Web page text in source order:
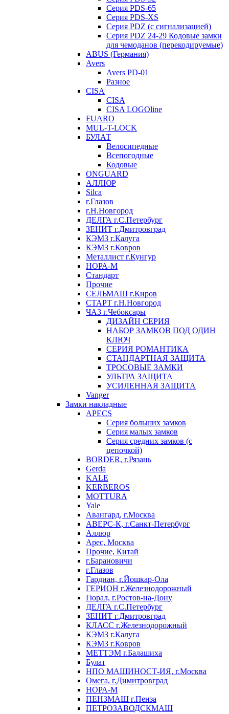
Серия PDS-65
Серия PDS-XS
Серия PDZ (с сигнализацией)
Серия PDZ 24-29 Кодовые замки
для чемоданов (перекодируемые)
ABUS (Германия)
Avers
Avers PD-01
Разное
CISA
CISA
CISA LOGOline
FUARO
MUL-T-LOCK
БУЛАТ
Велосипедные
Всепогодные
Кодовые
ONGUARD
АЛЛЮР
Silca
г.Глазов
г.Н.Новгород
ДЕЛГА г.С.Петербург
ЗЕНИТ г.Дмитровград
КЭМЗ г.Калуга
КЭМЗ г.Ковров
Металлист г.Кунгур
НОРА-М
Стандарт
Прочие
СЕЛЬМАШ г.Киров
СТАРТ г.Н.Новгород
ЧАЗ г.Чебоксары
ДИЗАЙН СЕРИЯ
НАБОР ЗАМКОВ ПОД ОДИН
КЛЮЧ
СЕРИЯ РОМАНТИКА
СТАНДАРТНАЯ ЗАЩИТА
ТРОСОВЫЕ ЗАМКИ
УЛЬТРА ЗАЩИТА
УСИЛЕННАЯ ЗАЩИТА
Vanger
Замки накладные
APECS
Серия больших замков
Серия малых замков
Серия средних замков (с
цепочкой)
BORDER, г.Рязань
Gerda
KALE
KERBEROS
MOTTURA
Yale
Авангард, г.Москва
АВЕРС-К, г.Санкт-Петербург
Аллюр
Арес, Москва
Прочие, Китай
г.Барановичи
г.Глазов
Гардиан, г.Йошкар-Ола
ГЕРИОН г.Железнодорожный
Гюрал, г.Ростов-на-Дону
ДЕЛГА г.С.Петербург
ЗЕНИТ г.Дмитровград
КЛАСС г.Железнодорожный
КЭМЗ г.Калуга
КЭМЗ г.Ковров
МЕТТЭМ г.Балашиха
Булат
НПО МАШИНОСТ-ИЯ, г.Москва
Омега, г.Димитровград
НОРА-М
ПЕНЗМАШ г.Пенза
ПЕТРОЗАВОДСКМАШ